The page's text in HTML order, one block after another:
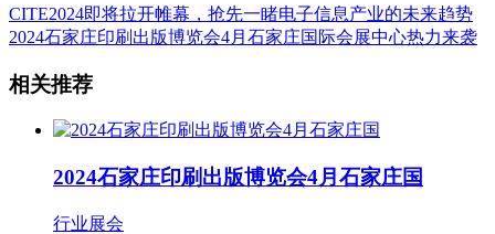
CITE2024即将拉开帷幕，抢先一睹电子信息产业的未来趋势
2024石家庄印刷出版博览会4月石家庄国际会展中心热力来袭
相关推荐
2024石家庄印刷出版博览会4月石家庄国
行业展会